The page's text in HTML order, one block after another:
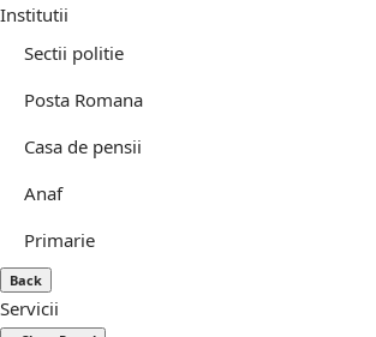
Institutii
Sectii politie
Posta Romana
Casa de pensii
Anaf
Primarie
Back
Servicii